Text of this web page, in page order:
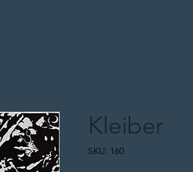
Kleiber
SKU: 160